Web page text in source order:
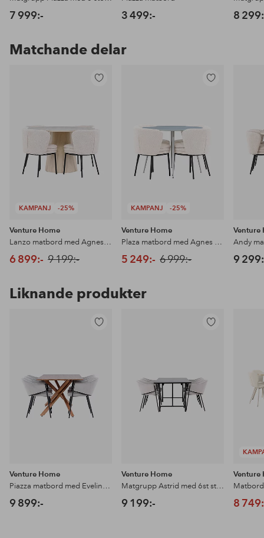
7 999:- 3 499:- 8
Matchande delar
KAMPANJ -25%
Venture Home
Lanzo matbord med Agnes matstol
6 899:- 9 199:-
KAMPANJ -25%
Venture Home
Plaza matbord med Agnes matstol
5 249:- 6 999:-
Venture
9
Liknande produkter
Venture Home
Piazza matbord med Evelina matstol
9 899:-
Venture Home
Matgrupp Astrid med 6st stolar Evelina
9 199:-
Venture
8